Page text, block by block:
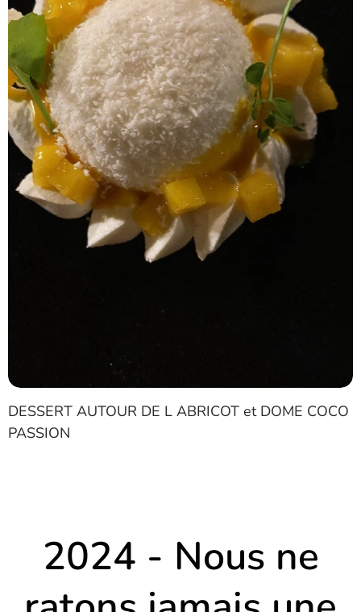
DESSERT AUTOUR DE L ABRICOT et DOME COCO
PASSION
2024 - Nous ne